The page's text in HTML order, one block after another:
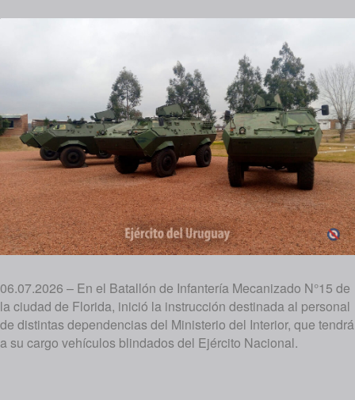
06.07.2026 – En el Batallón de Infantería Mecanizado N°15 de
la ciudad de Florida, inició la instrucción destinada al personal
de distintas dependencias del Ministerio del Interior, que tendrá
a su cargo vehículos blindados del Ejército Nacional.